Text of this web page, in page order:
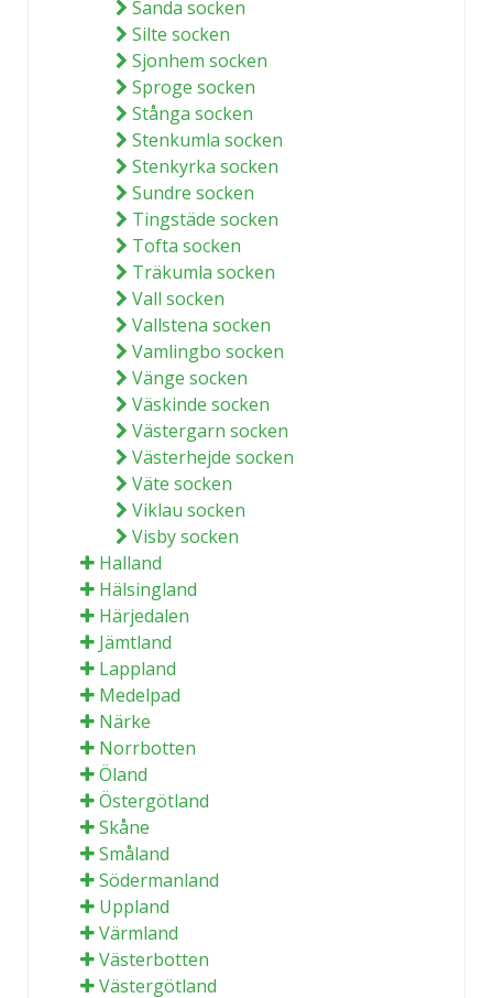
Sanda socken
Silte socken
Sjonhem socken
Sproge socken
Stånga socken
Stenkumla socken
Stenkyrka socken
Sundre socken
Tingstäde socken
Tofta socken
Träkumla socken
Vall socken
Vallstena socken
Vamlingbo socken
Vänge socken
Väskinde socken
Västergarn socken
Västerhejde socken
Väte socken
Viklau socken
Visby socken
Halland
Hälsingland
Härjedalen
Jämtland
Lappland
Medelpad
Närke
Norrbotten
Öland
Östergötland
Skåne
Småland
Södermanland
Uppland
Värmland
Västerbotten
Västergötland